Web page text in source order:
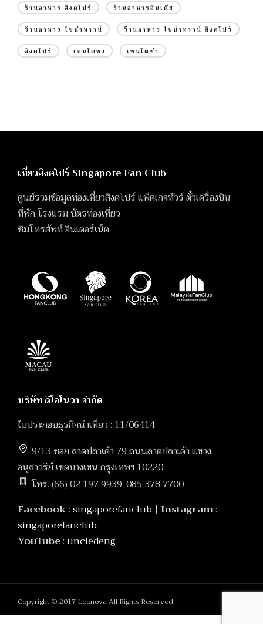
ร้านอาหาร สิงคโปร์ ร้านอาหารอินเดีย
ร้านอาหาร ไชน่าทาวน์ ร้านอาหาร ไชน่าทาวน์ สิงคโปร์
สิงคโปร์ เซนโตซา เซนโตซ่า
เที่ยวสิงคโปร์ Singapore Fan Club
ศูนย์รวมข้อมูลท่องเที่ยวสิงคโปร์ แพ็คเกจทัวร์ ตั๋วเครื่องบิน
ที่พัก โรงแรม บัตรท่องเที่ยว
ซิมโทรศัพท์ อินเตอร์เน็ต
บริษัท ลีโอโนวา จำกัด
ใบประกอบธุรกิจนำเที่ยว : 11/06414
9/13 ซอย ลาดปลาเค้า 79 ถนนลาดปลาเค้า แขวง
อนุสาวรีย์ เขตบางเขน กรุงเทพฯ 10220
โทร. (66) 02 197 9939, 085 378 7700
Facebook:singaporefanclub | Instagram:
singaporefanclub
YouTube: uncledeng
Copyright © 2017 Leonova All Rights Reserved.